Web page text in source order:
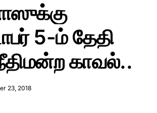
5-ம் தேதி
காவல்..
23, 2018